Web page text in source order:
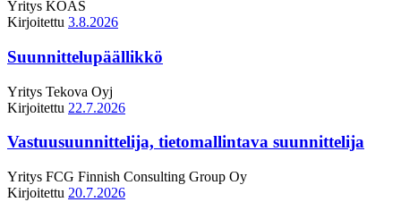
Yritys KOAS
Kirjoitettu 3.8.2026
Suunnittelupäällikkö
Yritys Tekova Oyj
Kirjoitettu 22.7.2026
Vastuusuunnittelija, tietomallintava suunnittelija
Yritys FCG Finnish Consulting Group Oy
Kirjoitettu 20.7.2026